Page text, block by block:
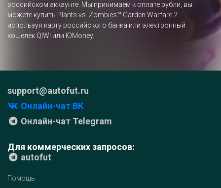
российском аккаунте. Мы принимаем к оплате рубли, вы
можете купить Plants vs. Zombies™ Garden Warfare 2
используя карту российского банка или электронный
кошелёк QIWI или ЮMoney.
support@autofut.ru
Онлайн-чат ВК
Онлайн-чат Telegram
Для коммерческих запросов:
autofut
Помощь